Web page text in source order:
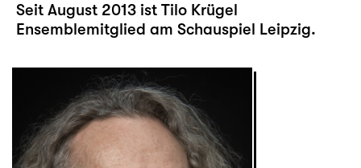
Seit August 2013 ist Tilo Krügel
Ensemblemitglied am Schauspiel Leipzig.